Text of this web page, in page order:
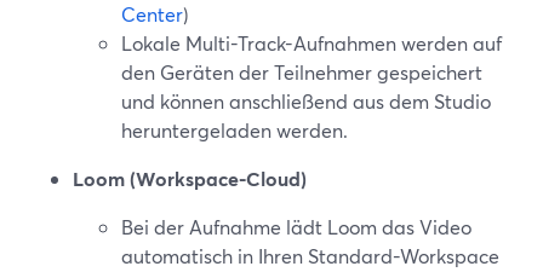
Center)
Lokale Multi-Track-Aufnahmen werden auf
den Geräten der Teilnehmer gespeichert
und können anschließend aus dem Studio
heruntergeladen werden.
Loom (Workspace-Cloud)
Bei der Aufnahme lädt Loom das Video
automatisch in Ihren Standard-Workspace